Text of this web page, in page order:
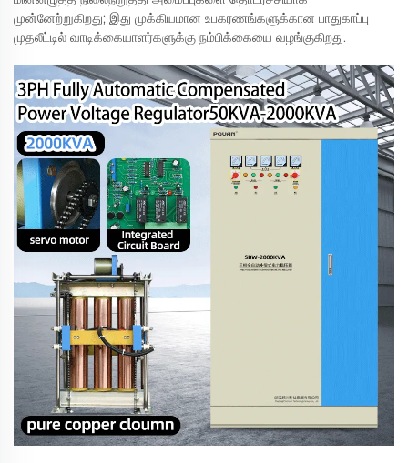
முன்னேற்றுகிறது; இது முக்கியமான உபகரணங்களுக்கான பாதுகாப்பு
முதலீட்டில் வாடிக்கையாளர்களுக்கு நம்பிக்கையை வழங்குகிறது.